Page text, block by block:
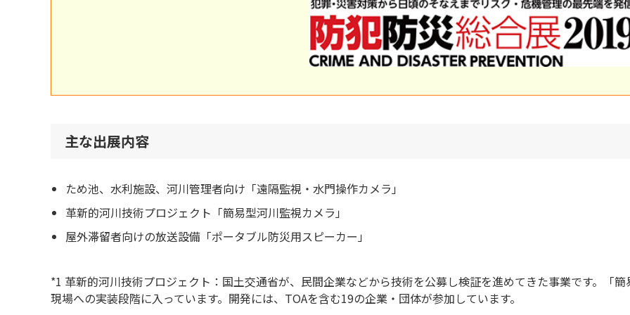
主な出展内容
ため池、水利施設、河川管理者向け「遠隔監視・水門操作カメラ」
革新的河川技術プロジェクト「簡易型河川監視カメラ」
屋外滞留者向けの放送設備「ポータブル防災用スピーカー」
*1 革新的河川技術プロジェクト：国土交通省が、民間企業などから技術を公募し検証を進めてきた事業です。「
現場への実装段階に入っています。開発には、TOAを含む19の企業・団体が参加しています。